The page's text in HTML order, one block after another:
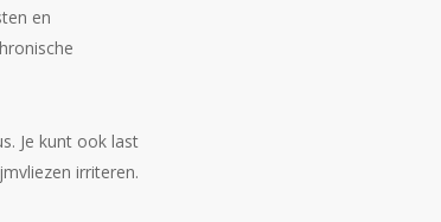
en
Je kunt ook last
irriteren.